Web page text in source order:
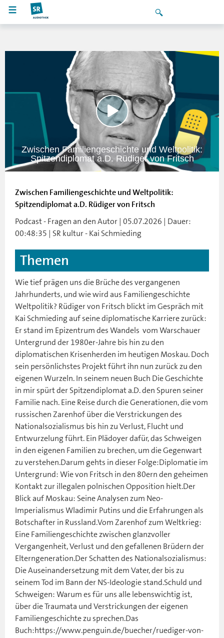
Zwischen Familiengeschichte und Weltpolitik:
Spitzendiplomat a.D. Rüdiger von Fritsch
Zwischen Familiengeschichte und Weltpolitik:
Spitzendiplomat a.D. Rüdiger von Fritsch
Podcast - Fragen an den Autor | 05.07.2026 | Dauer:
00:48:35 | SR kultur - Kai Schmieding
Themen
Wie tief prägen uns die Brüche des vergangenen
Jahrhunderts, und wie wird aus Familiengeschichte
Weltpolitik? Rüdiger von Fritsch blickt im Gespräch mit
Kai Schmieding auf seine diplomatische Karriere zurück:
Er stand im Epizentrum des Wandels  vom Warschauer
Untergrund der 1980er-Jahre bis hin zu den
diplomatischen Krisenherden im heutigen Moskau. Doch
sein persönlichstes Projekt führt ihn nun zurück zu den
eigenen Wurzeln. In seinem neuen Buch Die Geschichte
in mir spürt der Spitzendiplomat a.D. den Spuren seiner
Familie nach. Eine Reise durch die Generationen, die vom
russischen Zarenhof über die Verstrickungen des
Nationalsozialismus bis hin zu Verlust, Flucht und
Entwurzelung führt. Ein Plädoyer dafür, das Schweigen
in den eigenen Familien zu brechen, um die Gegenwart
zu verstehen.Darum gehts in dieser Folge:Diplomatie im
Untergrund: Wie von Fritsch in den 80ern den geheimen
Kontakt zur illegalen polnischen Opposition hielt.Der
Blick auf Moskau: Seine Analysen zum Neo-
Imperialismus Wladimir Putins und die Erfahrungen als
Botschafter in Russland.Vom Zarenhof zum Weltkrieg:
Eine Familiengeschichte zwischen glanzvoller
Vergangenheit, Verlust und den gefallenen Brüdern der
Elterngeneration.Der Schatten des Nationalsozialismus:
Die Auseinandersetzung mit dem Vater, der bis zu
seinem Tod im Bann der NS-Ideologie stand.Schuld und
Schweigen: Warum es für uns alle lebenswichtig ist,
über die Traumata und Verstrickungen der eigenen
Familiengeschichte zu sprechen.Das
Buch:https://www.penguin.de/buecher/ruediger-von-